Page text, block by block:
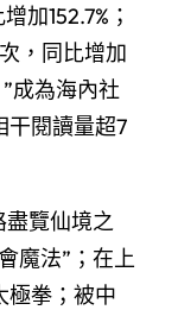
加152.7%；
，同比增加
成為海內社
干閱讀量超7
盡覽仙境之
魔法”；在上
極拳；被中